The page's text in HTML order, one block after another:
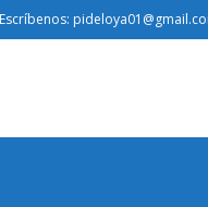
Escríbenos: